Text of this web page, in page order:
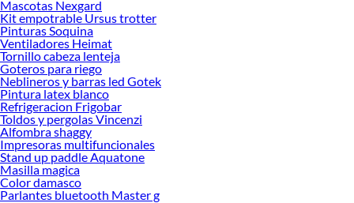
Explora la variedad de productos de Calefacción en Sodimac
Herramientas, materiales y accesorios de calidad para tus proyectos y
renovación de espacios. ¡Visítanos y descubre todo lo que tenemos para
ofrecerte!
Encuentra una amplia variedad de productos de Calefacción en Sodimac.
Encuentra todo lo necesario para tus proyectos de renovación y decoración.
¡Visítanos y haz tus ideas realidad!
Mascotas Nexgard
Kit empotrable Ursus trotter
Pinturas Soquina
Ventiladores Heimat
Tornillo cabeza lenteja
Goteros para riego
Neblineros y barras led Gotek
Pintura latex blanco
Refrigeracion Frigobar
Toldos y pergolas Vincenzi
Alfombra shaggy
Impresoras multifuncionales
Stand up paddle Aquatone
Masilla magica
Color damasco
Parlantes bluetooth Master g